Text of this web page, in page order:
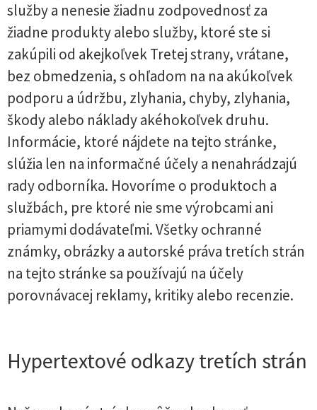
služby a nenesie žiadnu zodpovednosť za
žiadne produkty alebo služby, ktoré ste si
zakúpili od akejkoľvek Tretej strany, vrátane,
bez obmedzenia, s ohľadom na na akúkoľvek
podporu a údržbu, zlyhania, chyby, zlyhania,
škody alebo náklady akéhokoľvek druhu.
Informácie, ktoré nájdete na tejto stránke,
slúžia len na informačné účely a nenahrádzajú
rady odborníka. Hovoríme o produktoch a
službách, pre ktoré nie sme výrobcami ani
priamymi dodávateľmi. Všetky ochranné
známky, obrázky a autorské práva tretích strán
na tejto stránke sa používajú na účely
porovnávacej reklamy, kritiky alebo recenzie.
Hypertextové odkazy tretích strán